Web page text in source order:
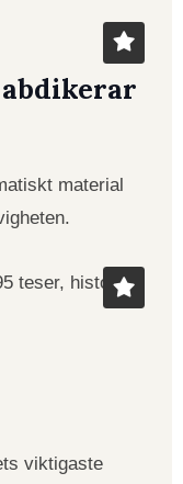
material
viktigaste